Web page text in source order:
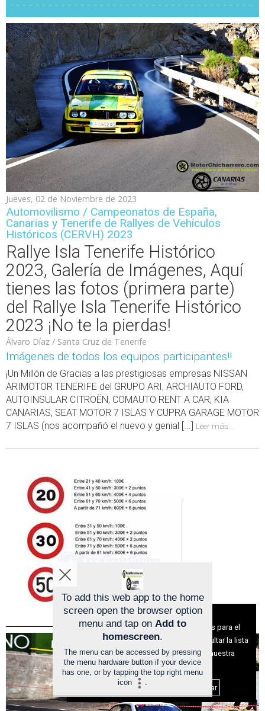
Jueves, 02 de Noviembre de 2023
Automovilismo / Campeonatos de España,
Canarias y Tenerife de Rallyes de Vehículos
Históricos (CERVH) 2023
Rallye Isla Tenerife Histórico
2023, Galería de Imágenes, Aquí
tienes las fotos (primera parte)
del Rallye Isla Tenerife Histórico
2023 ¡No te la pierdas!
Álvaro Díaz / Santa Cruz de Tenerife
Imágenes de todos los equipos participantes!!
¡Un Millón de Gracias a las prestigiosas empresas NISSAN
ARIMOTOR TENERIFE del GRUPO ARI, ARCHIAUTO FORD,
AUTOINSULAR CITROËN, COMAUTO RENT A CAR, KIA
CANARIAS, SEAT MOTOR 7 ISLAS Y CUPRA GARAGE MOTOR
7 ISLAS (nos acompañó el nuevo y genial [...] Leer más...
Aviso sobre el Uso de cookies:
Utilizamos cookies nuestras y de terceros para el
funcionamiento del digital. Puedes consultar la lista
de cookies y como desconectarlas.Ver nuestra
Política de Privacidad y Cookies
Aceptar Cookies Personalizar
To add this web app to the home
screen open the browser option
menu and tap on Add to
homescreen.
The menu can be accessed by pressing
the menu hardware button if your device
has one, or by tapping the top right menu
icon
.